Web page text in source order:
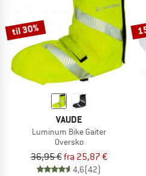
TO THE
til 30%
VAUDE
Luminum Bike Gaiter
Oversko
36,95 €fra 25,87 €
4,6(42)